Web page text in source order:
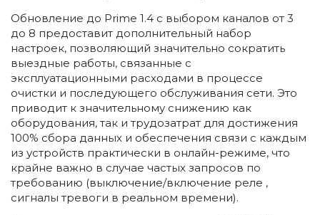
Обновление до Prime 1.4 с выбором каналов от 3
до 8 предоставит дополнительный набор
настроек, позволяющий значительно сократить
выездные работы, связанные с
эксплуатационными расходами в процессе
очистки и последующего обслуживания сети. Это
приводит к значительному снижению как
оборудования, так и трудозатрат для достижения
100% сбора данных и обеспечения связи с каждым
из устройств практически в онлайн-режиме, что
крайне важно в случае частых запросов по
требованию (выключение/включение реле ,
сигналы тревоги в реальном времени).